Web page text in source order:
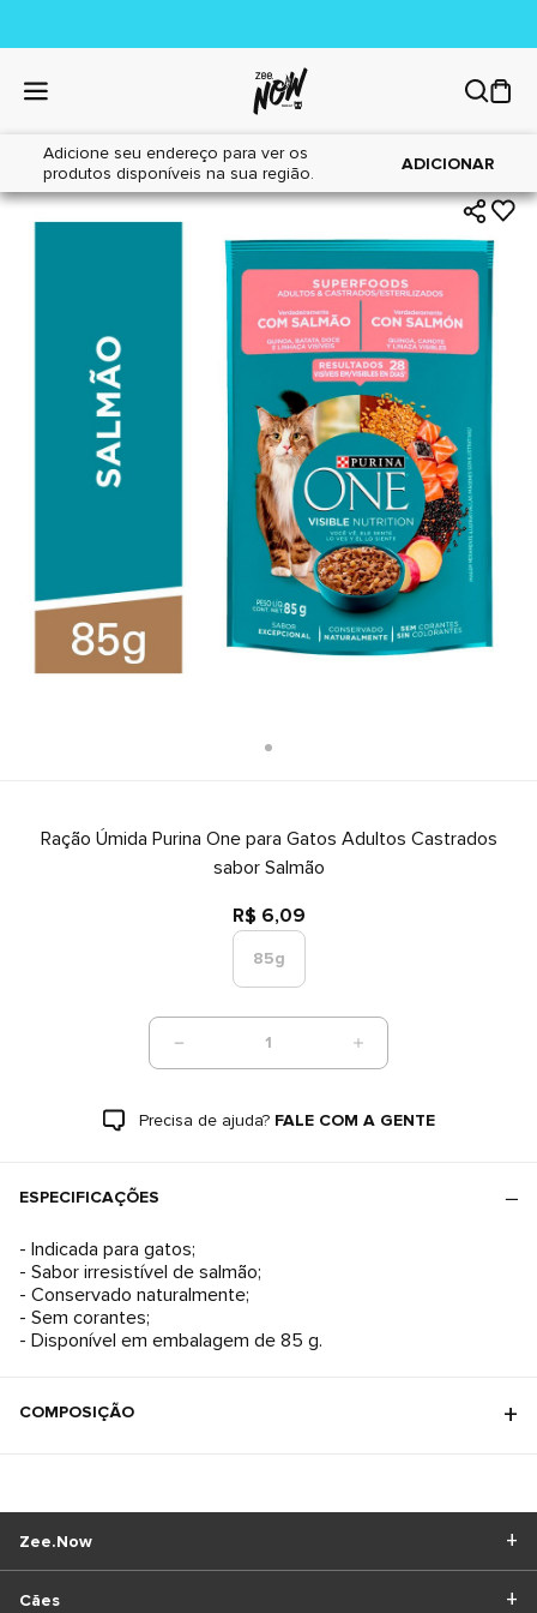
Adicione seu endereço para ver os
produtos disponíveis na sua região.
ADICIONAR
Home|Gatos|Alimentos
Ração Úmida Purina One para Gatos Adultos Castrados
sabor Salmão
R$ 6,09
85g
1
Precisa de ajuda? FALE COM A GENTE
ESPECIFICAÇÕES
- Indicada para gatos;
- Sabor irresistível de salmão;
- Conservado naturalmente;
- Sem corantes;
- Disponível em embalagem de 85 g.
COMPOSIÇÃO
Cães
Zee.Now